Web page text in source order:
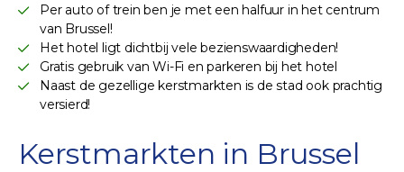
Per auto of trein ben je met een halfuur in het centrum
van Brussel!
Het hotel ligt dichtbij vele bezienswaardigheden!
Gratis gebruik van Wi-Fi en parkeren bij het hotel
Naast de gezellige kerstmarkten is de stad ook prachtig
versierd!
Kerstmarkten in Brussel